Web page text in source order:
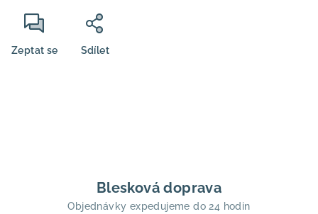
Zeptat se Sdílet
Blesková doprava
Objednávky expedujeme do 24 hodin